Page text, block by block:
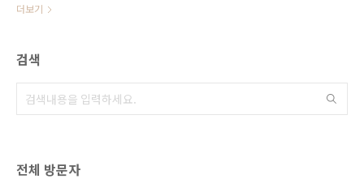
더보기
검색
전체 방문자